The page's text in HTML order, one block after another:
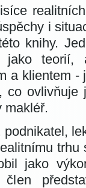
i
knihy.
jako
a klientem
co
makléř.
trhu
jako